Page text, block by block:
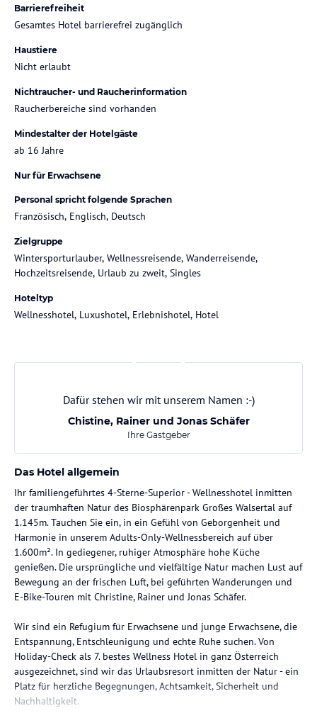
Barrierefreiheit
Gesamtes Hotel barrierefrei zugänglich
Haustiere
Nicht erlaubt
Nichtraucher- und Raucherinformation
Raucherbereiche sind vorhanden
Mindestalter der Hotelgäste
ab 16 Jahre
Nur für Erwachsene
Personal spricht folgende Sprachen
Französisch, Englisch, Deutsch
Zielgruppe
Wintersporturlauber, Wellnessreisende, Wanderreisende,
Hochzeitsreisende, Urlaub zu zweit, Singles
Hoteltyp
Wellnesshotel, Luxushotel, Erlebnishotel, Hotel
Dafür stehen wir mit unserem Namen :-)
Chistine, Rainer und Jonas Schäfer
Ihre Gastgeber
Das Hotel allgemein
Ihr familiengeführtes 4-Sterne-Superior - Wellnesshotel inmitten
der traumhaften Natur des Biosphärenpark Großes Walsertal auf
1.145m. Tauchen Sie ein, in ein Gefühl von Geborgenheit und
Harmonie in unserem Adults-Only-Wellnessbereich auf über
1.600m². In gediegener, ruhiger Atmosphäre hohe Küche
genießen. Die ursprüngliche und vielfältige Natur machen Lust auf
Bewegung an der frischen Luft, bei geführten Wanderungen und
E-Bike-Touren mit Christine, Rainer und Jonas Schäfer.
Wir sind ein Refugium für Erwachsene und junge Erwachsene, die
Entspannung, Entschleunigung und echte Ruhe suchen. Von
Holiday-Check als 7. bestes Wellness Hotel in ganz Österreich
ausgezeichnet, sind wir das Urlaubsresort inmitten der Natur - ein
Platz für herzliche Begegnungen, Achtsamkeit, Sicherheit und
Nachhaltigkeit.